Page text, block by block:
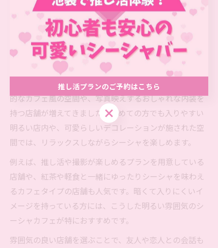
雰囲気重視の方に最適なシーシャ
の楽しみ方
おしゃれなシーシャ店舗で雰囲気を満喫
シーシャ店舗を選ぶ際には、店舗ごとの雰囲気やインテ
リアが大きなポイントとなります。最近では明るく開放
的なカフェ風の空間や、写真映えするおしゃれな内装を
持つ店舗が増えてきました。初めての方でも入りやすい
明るい店内や、可愛らしいデコレーションが施された空
間では、リラックスしながらシーシャを楽しめます。
例えば、推し活や撮影が楽しめるプランを用意している
店舗や、紅茶や軽食と一緒にゆったりシーシャを味わえ
るカフェタイプの店舗も人気です。暗くて入りにくいイ
メージを持っている方には、こうした明るい雰囲気のシ
ーシャカフェが特におすすめです。
雰囲気の良い店舗を選ぶことで、友人や恋人との会話も
推し活プランのご予約はこちら
推し活プランのご予約はこちら